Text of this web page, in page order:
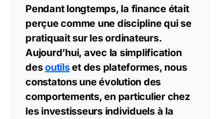
Pendant longtemps, la finance était
perçue comme une discipline qui se
pratiquait sur les ordinateurs.
Aujourd’hui, avec la simplification
desoutilset des plateformes, nous
constatons une évolution des
comportements, en particulier chez
les investisseurs individuels à la